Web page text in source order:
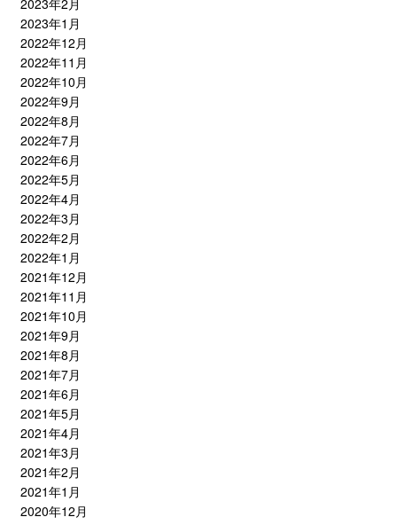
2023年2月
2023年1月
2022年12月
2022年11月
2022年10月
2022年9月
2022年8月
2022年7月
2022年6月
2022年5月
2022年4月
2022年3月
2022年2月
2022年1月
2021年12月
2021年11月
2021年10月
2021年9月
2021年8月
2021年7月
2021年6月
2021年5月
2021年4月
2021年3月
2021年2月
2021年1月
2020年12月